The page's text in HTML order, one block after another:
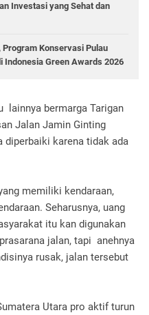
Investasi yang Sehat dan
Program Konservasi Pulau
Indonesia Green Awards 2026
lainnya bermarga Tarigan
Jalan Jamin Ginting
diperbaiki karena tidak ada
memiliki kendaraan,
Seharusnya, uang
itu kan digunakan
jalan, tapi anehnya
rusak, jalan tersebut
Utara pro aktif turun